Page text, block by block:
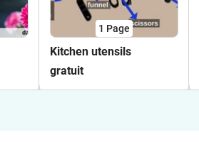
1 Page
Kitchen utensils
gratuit